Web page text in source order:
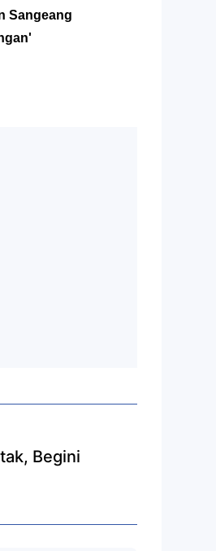
Sangeang
Begini